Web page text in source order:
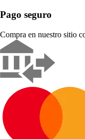
Pago seguro
Compra en nuestro sitio